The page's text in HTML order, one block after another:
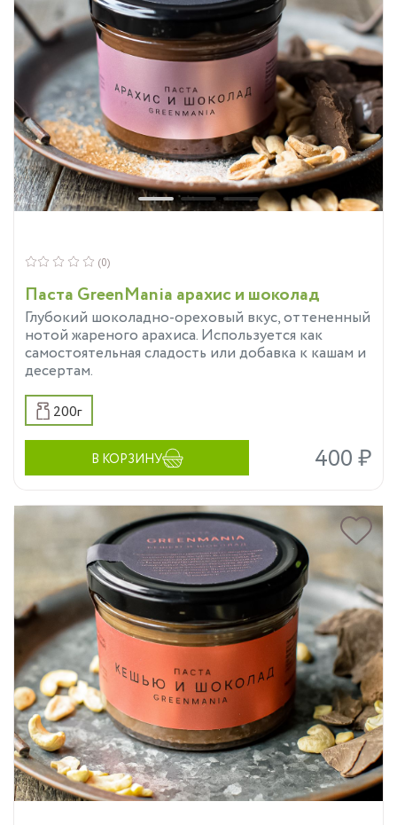
Паста GreenMania арахис и шоколад
Глубокий шоколадно-ореховый вкус, оттененный
нотой жареного арахиса. Используется как
самостоятельная сладость или добавка к кашам и
десертам.
(0)
200г
В КОРЗИНУ 400 ₽